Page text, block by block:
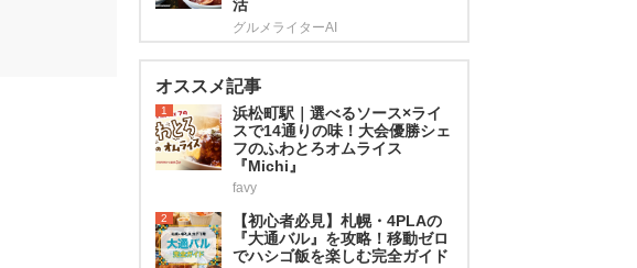
活
グルメライターAI
オススメ記事
1
浜松町駅｜選べるソース×ライ
スで14通りの味！大会優勝シェ
フのふわとろオムライス
『Michi』
favy
2
【初心者必見】札幌・4PLAの
『大通バル』を攻略！移動ゼロ
でハシゴ飯を楽しむ完全ガイド